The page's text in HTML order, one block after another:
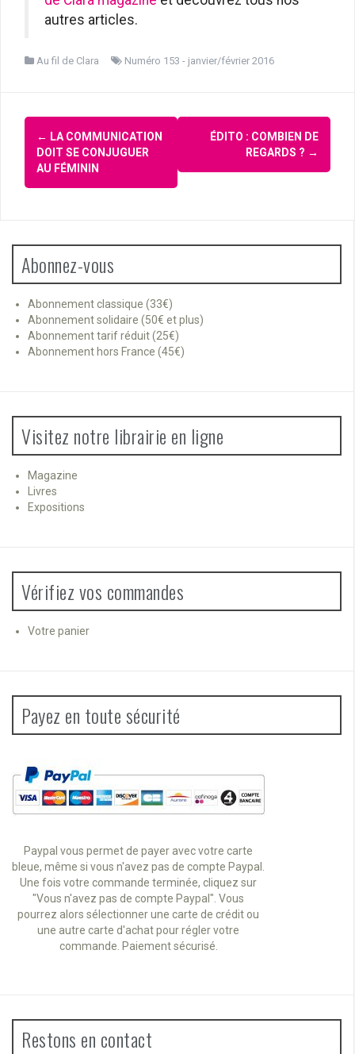
autres articles.
Au fil de Clara Numéro 153 - janvier/février 2016
Navigation
d'article
← LA COMMUNICATION
DOIT SE CONJUGUER
AU FÉMININ
ÉDITO : COMBIEN DE
REGARDS ? →
Abonnez-vous
Abonnement classique (33€)
Abonnement solidaire (50€ et plus)
Abonnement tarif réduit (25€)
Abonnement hors France (45€)
Visitez notre librairie en ligne
Magazine
Livres
Expositions
Vérifiez vos commandes
Votre panier
Payez en toute sécurité
Paypal vous permet de payer avec votre carte
bleue, même si vous n'avez pas de compte Paypal.
Une fois votre commande terminée, cliquez sur
"Vous n'avez pas de compte Paypal". Vous
pourrez alors sélectionner une carte de crédit ou
une autre carte d'achat pour régler votre
commande. Paiement sécurisé.
Restons en contact